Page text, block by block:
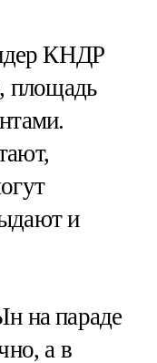
КНДР
площадь
и
на параде
а в